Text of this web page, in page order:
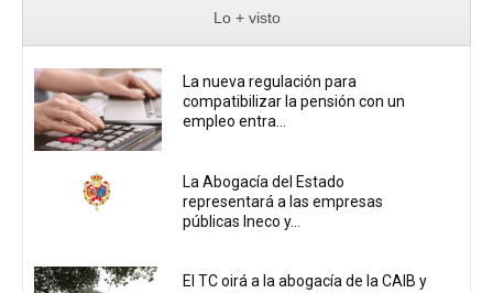
Lo + visto
La nueva regulación para
compatibilizar la pensión con un
empleo entra...
La Abogacía del Estado
representará a las empresas
públicas Ineco y...
El TC oirá a la abogacía de la CAIB y